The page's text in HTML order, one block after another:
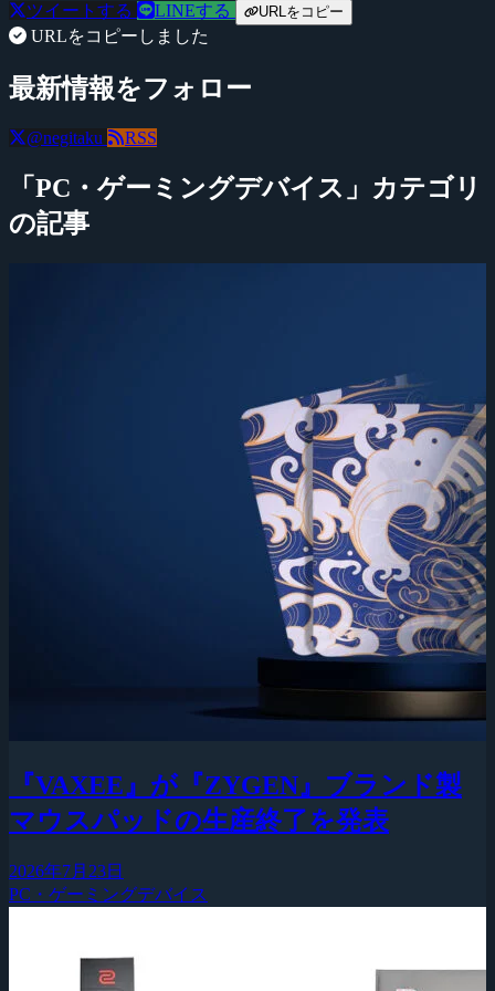
ツイートする LINEする URLをコピー
URLをコピーしました
最新情報をフォロー
@negitaku RSS
「PC・ゲーミングデバイス」カテゴリ
の記事
『VAXEE』が『ZYGEN』ブランド製
マウスパッドの生産終了を発表
2026年7月23日
PC・ゲーミングデバイス